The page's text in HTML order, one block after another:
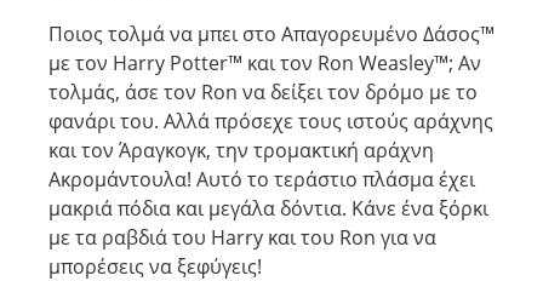
Ποιος τολμά να μπει στο Απαγορευμένο Δάσος™
με τον Harry Potter™ και τον Ron Weasley™; Αν
τολμάς, άσε τον Ron να δείξει τον δρόμο με το
φανάρι του. Αλλά πρόσεχε τους ιστούς αράχνης
και τον Άραγκογκ, την τρομακτική αράχνη
Ακρομάντουλα! Αυτό το τεράστιο πλάσμα έχει
μακριά πόδια και μεγάλα δόντια. Κάνε ένα ξόρκι
με τα ραβδιά του Harry και του Ron για να
μπορέσεις να ξεφύγεις!